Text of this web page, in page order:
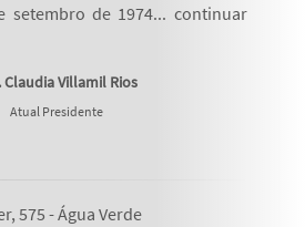
setembro de 1974... continuar
Claudia Villamil Rios
Atual Presidente
575 - Água Verde